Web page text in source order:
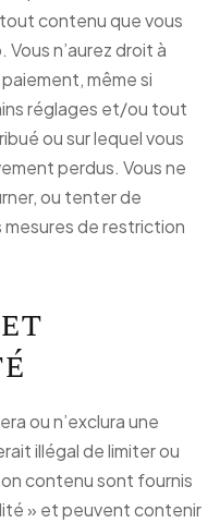
contenu que vous
n’aurez droit à
même si
réglages et/ou tout
ou sur lequel vous
perdus. Vous ne
ou tenter de
de restriction
ou n’exclura une
illégal de limiter ou
contenu sont fournis
» et peuvent contenir